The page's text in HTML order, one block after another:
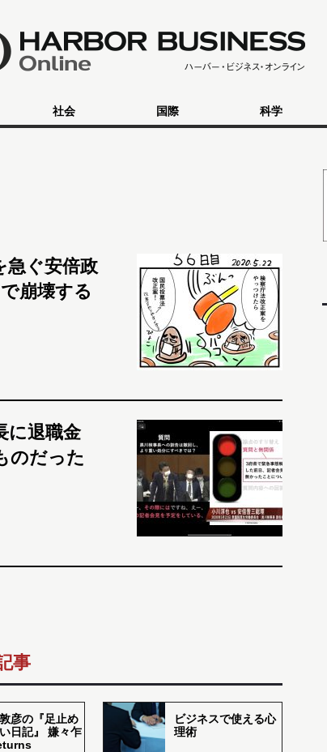
社会 国際 科学
急ぐ安倍政
崩壊する
に退職金
のだった
事
彦の『足止め
日記』 嫌々乍
ビジネスで使える心
理術